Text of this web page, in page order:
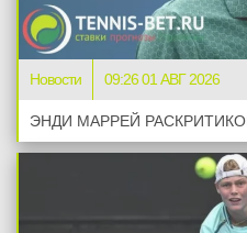
Новости 09:26 01 АВГ 2026
ЭНДИ МАРРЕЙ